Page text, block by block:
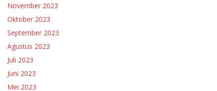
November 2023
Oktober 2023
September 2023
Agustus 2023
Juli 2023
Juni 2023
Mei 2023